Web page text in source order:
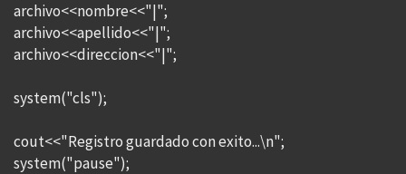
archivo<<nombre<<"|";
archivo<<apellido<<"|";
archivo<<direccion<<"|";
system("cls");
cout<<"Registro guardado con exito...\n";
system("pause");